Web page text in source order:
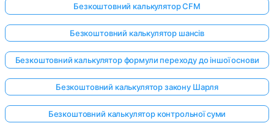
Безкоштовний калькулятор CFM
Безкоштовний калькулятор шансів
Безкоштовний калькулятор формули переходу до іншої основи
Безкоштовний калькулятор закону Шарля
Безкоштовний калькулятор контрольної суми